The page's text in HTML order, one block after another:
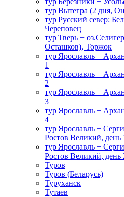
тур Вытегра (2 дня,
тур Русский север:
Череповец
тур Тверь +
Осташков), Торжок
тур Ярославль +
1
тур Ярославль +
2
тур Ярославль +
3
тур Ярославль +
4
тур Ярославль +
Ростов Великий, день
тур Ярославль +
Ростов Великий, день
Туров
Туров (Беларусь)
Туруханск
Тутаев